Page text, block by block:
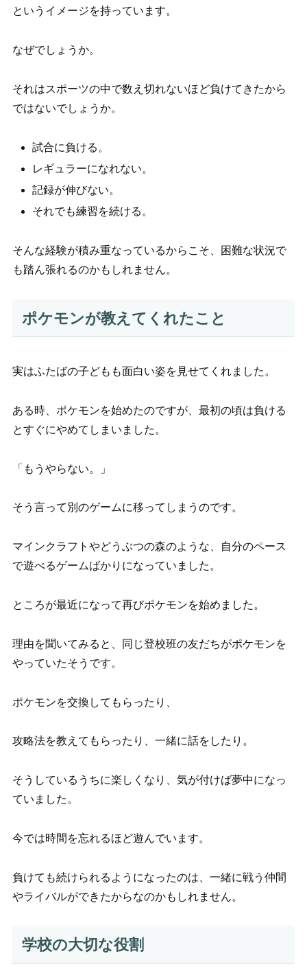
というイメージを持っています。
なぜでしょうか。
それはスポーツの中で数え切れないほど負けてきたから
ではないでしょうか。
試合に負ける。
レギュラーになれない。
記録が伸びない。
それでも練習を続ける。
そんな経験が積み重なっているからこそ、困難な状況で
も踏ん張れるのかもしれません。
ポケモンが教えてくれたこと
実はふたばの子どもも面白い姿を見せてくれました。
ある時、ポケモンを始めたのですが、最初の頃は負ける
とすぐにやめてしまいました。
「もうやらない。」
そう言って別のゲームに移ってしまうのです。
マインクラフトやどうぶつの森のような、自分のペース
で遊べるゲームばかりになっていました。
ところが最近になって再びポケモンを始めました。
理由を聞いてみると、同じ登校班の友だちがポケモンを
やっていたそうです。
ポケモンを交換してもらったり、
攻略法を教えてもらったり、一緒に話をしたり。
そうしているうちに楽しくなり、気が付けば夢中になっ
ていました。
今では時間を忘れるほど遊んでいます。
負けても続けられるようになったのは、一緒に戦う仲間
やライバルができたからなのかもしれません。
学校の大切な役割